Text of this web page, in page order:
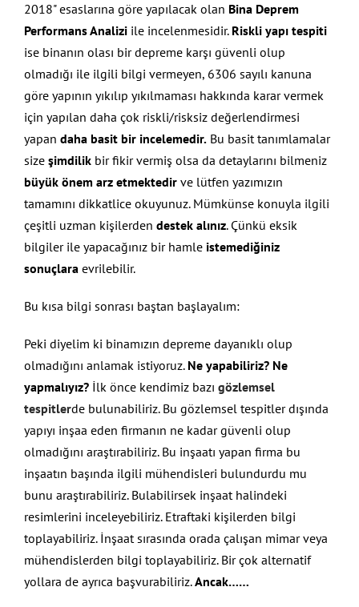
2018" esaslarına göre yapılacak olan Bina Deprem
Performans Analiziile incelenmesidir. Riskli yapı tespiti
ise binanın olası bir depreme karşı güvenli olup
olmadığı ile ilgili bilgi vermeyen, 6306 sayılı kanuna
göre yapının yıkılıp yıkılmaması hakkında karar vermek
için yapılan daha çok riskli/risksiz değerlendirmesi
yapan daha basit bir incelemedir.Bu basit tanımlamalar
size şimdilikbir fikir vermiş olsa da detaylarını bilmeniz
büyük önem arz etmektedirve lütfen yazımızın
tamamını dikkatlice okuyunuz. Mümkünse konuyla ilgili
çeşitli uzman kişilerden destek alınız. Çünkü eksik
bilgiler ile yapacağınız bir hamle istemediğiniz
sonuçlaraevrilebilir.
Bu kısa bilgi sonrası baştan başlayalım:
Peki diyelim ki binamızın depreme dayanıklı olup
olmadığını anlamak istiyoruz. Ne yapabiliriz? Ne
yapmalıyız?İlk önce kendimiz bazı gözlemsel
tespitlerde bulunabiliriz. Bu gözlemsel tespitler dışında
yapıyı inşaa eden firmanın ne kadar güvenli olup
olmadığını araştırabiliriz. Bu inşaatı yapan firma bu
inşaatın başında ilgili mühendisleri bulundurdu mu
bunu araştırabiliriz. Bulabilirsek inşaat halindeki
resimlerini inceleyebiliriz. Etraftaki kişilerden bilgi
toplayabiliriz. İnşaat sırasında orada çalışan mimar veya
mühendislerden bilgi toplayabiliriz. Bir çok alternatif
yollara de ayrıca başvurabiliriz.Ancak……